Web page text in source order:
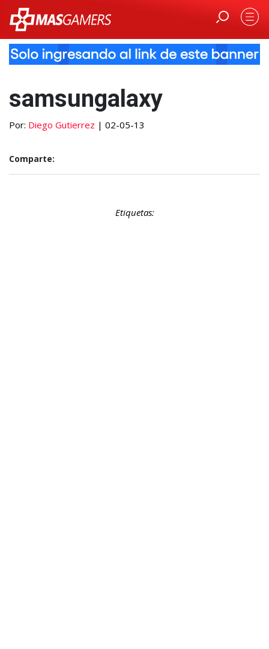
samsungalaxy
Por: Diego Gutierrez | 02-05-13
Comparte:
Etiquetas: